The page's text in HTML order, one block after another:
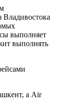
выполняет
выполнять
а Air